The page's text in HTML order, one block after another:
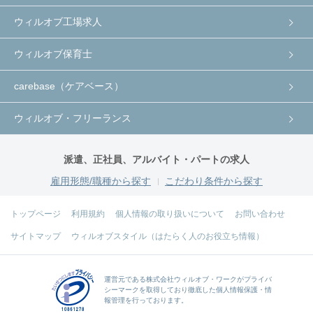
ウィルオブ工場求人
ウィルオブ保育士
carebase（ケアベース）
ウィルオブ・フリーランス
派遣、正社員、アルバイト・パートの求人
雇用形態/職種から探す
こだわり条件から探す
トップページ 利用規約 個人情報の取り扱いについて お問い合わせ
サイトマップ ウィルオブスタイル（はたらく人のお役立ち情報）
運営元である株式会社ウィルオブ・ワークがプライバ
シーマークを取得しており徹底した個人情報保護・情
報管理を行っております。